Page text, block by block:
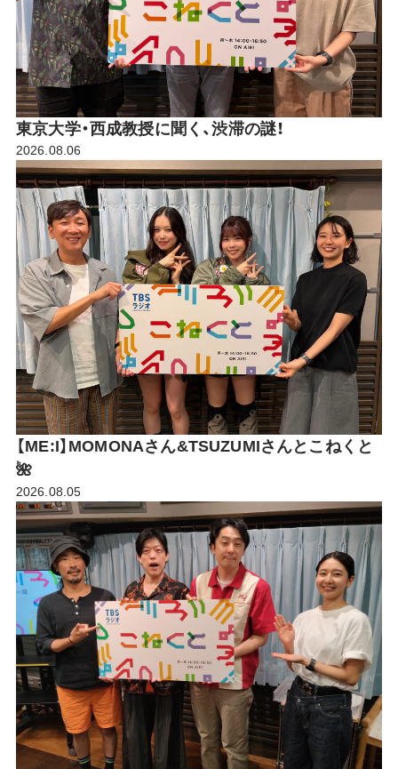
東京大学・西成教授に聞く、渋滞の謎！
2026.08.06
【ME:I】MOMONAさん&TSUZUMIさんとこねくと
🌺
2026.08.05